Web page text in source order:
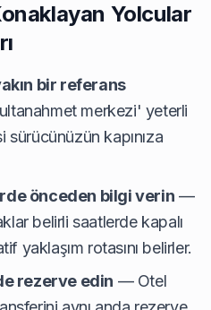
Yolcular
bir referans
merkezi' yeterli
kapınıza
önceden bilgi verin —
belirli saatlerde kapalı
yaklaşım rotasını belirler.
rezerve edin — Otel